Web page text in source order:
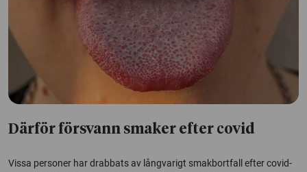
Därför försvann smaker efter covid
Vissa personer har drabbats av långvarigt smakbortfall efter covid-